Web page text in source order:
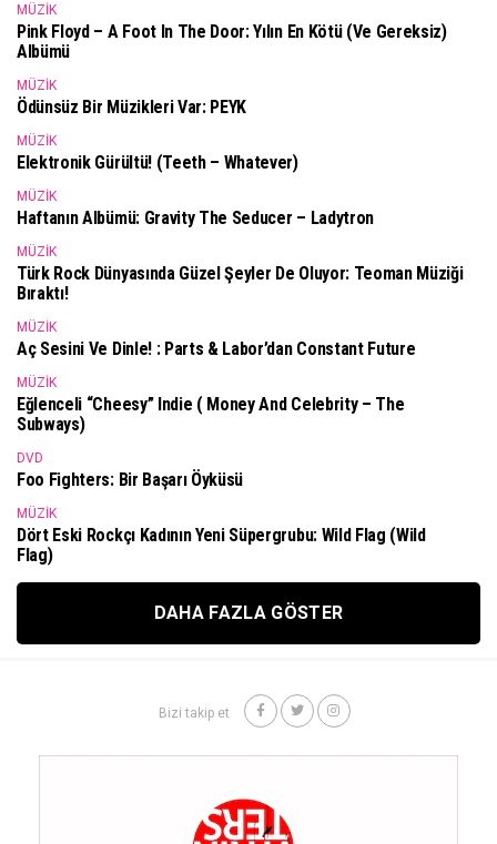
MÜZIK
Pink Floyd – A Foot In The Door: Yılın En Kötü (ve Gereksiz)
Albümü
MÜZIK
Ödünsüz Bir Müzikleri Var: PEYK
MÜZIK
Elektronik Gürültü! (Teeth – Whatever)
MÜZIK
Haftanın Albümü: Gravity The Seducer – Ladytron
MÜZIK
Türk Rock Dünyasında Güzel Şeyler De Oluyor: Teoman Müziği
Bıraktı!
MÜZIK
Aç Sesini Ve Dinle! : Parts & Labor’dan Constant Future
MÜZIK
Eğlenceli “Cheesy” Indie ( Money And Celebrity – The
Subways)
DVD
Foo Fighters: Bir Başarı Öyküsü
MÜZIK
Dört Eski Rockçı Kadının Yeni Süpergrubu: Wild Flag (Wild
Flag)
DAHA FAZLA GÖSTER
Bizi takip et